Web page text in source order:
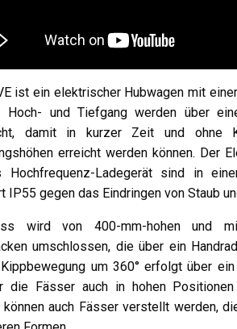
ist ein elektrischer Hubwagen mit
Hoch- und Tiefgang werden über
damit in kurzer Zeit und ohne
erreicht werden können. Der
Hochfrequenz-Ladegerät sind in
IP55 gegen das Eindringen von Staub
wird von 400-mm-hohen und
umschlossen, die über ein
um 360° erfolgt über
die Fässer auch in hohen
können auch Fässer verstellt werden,